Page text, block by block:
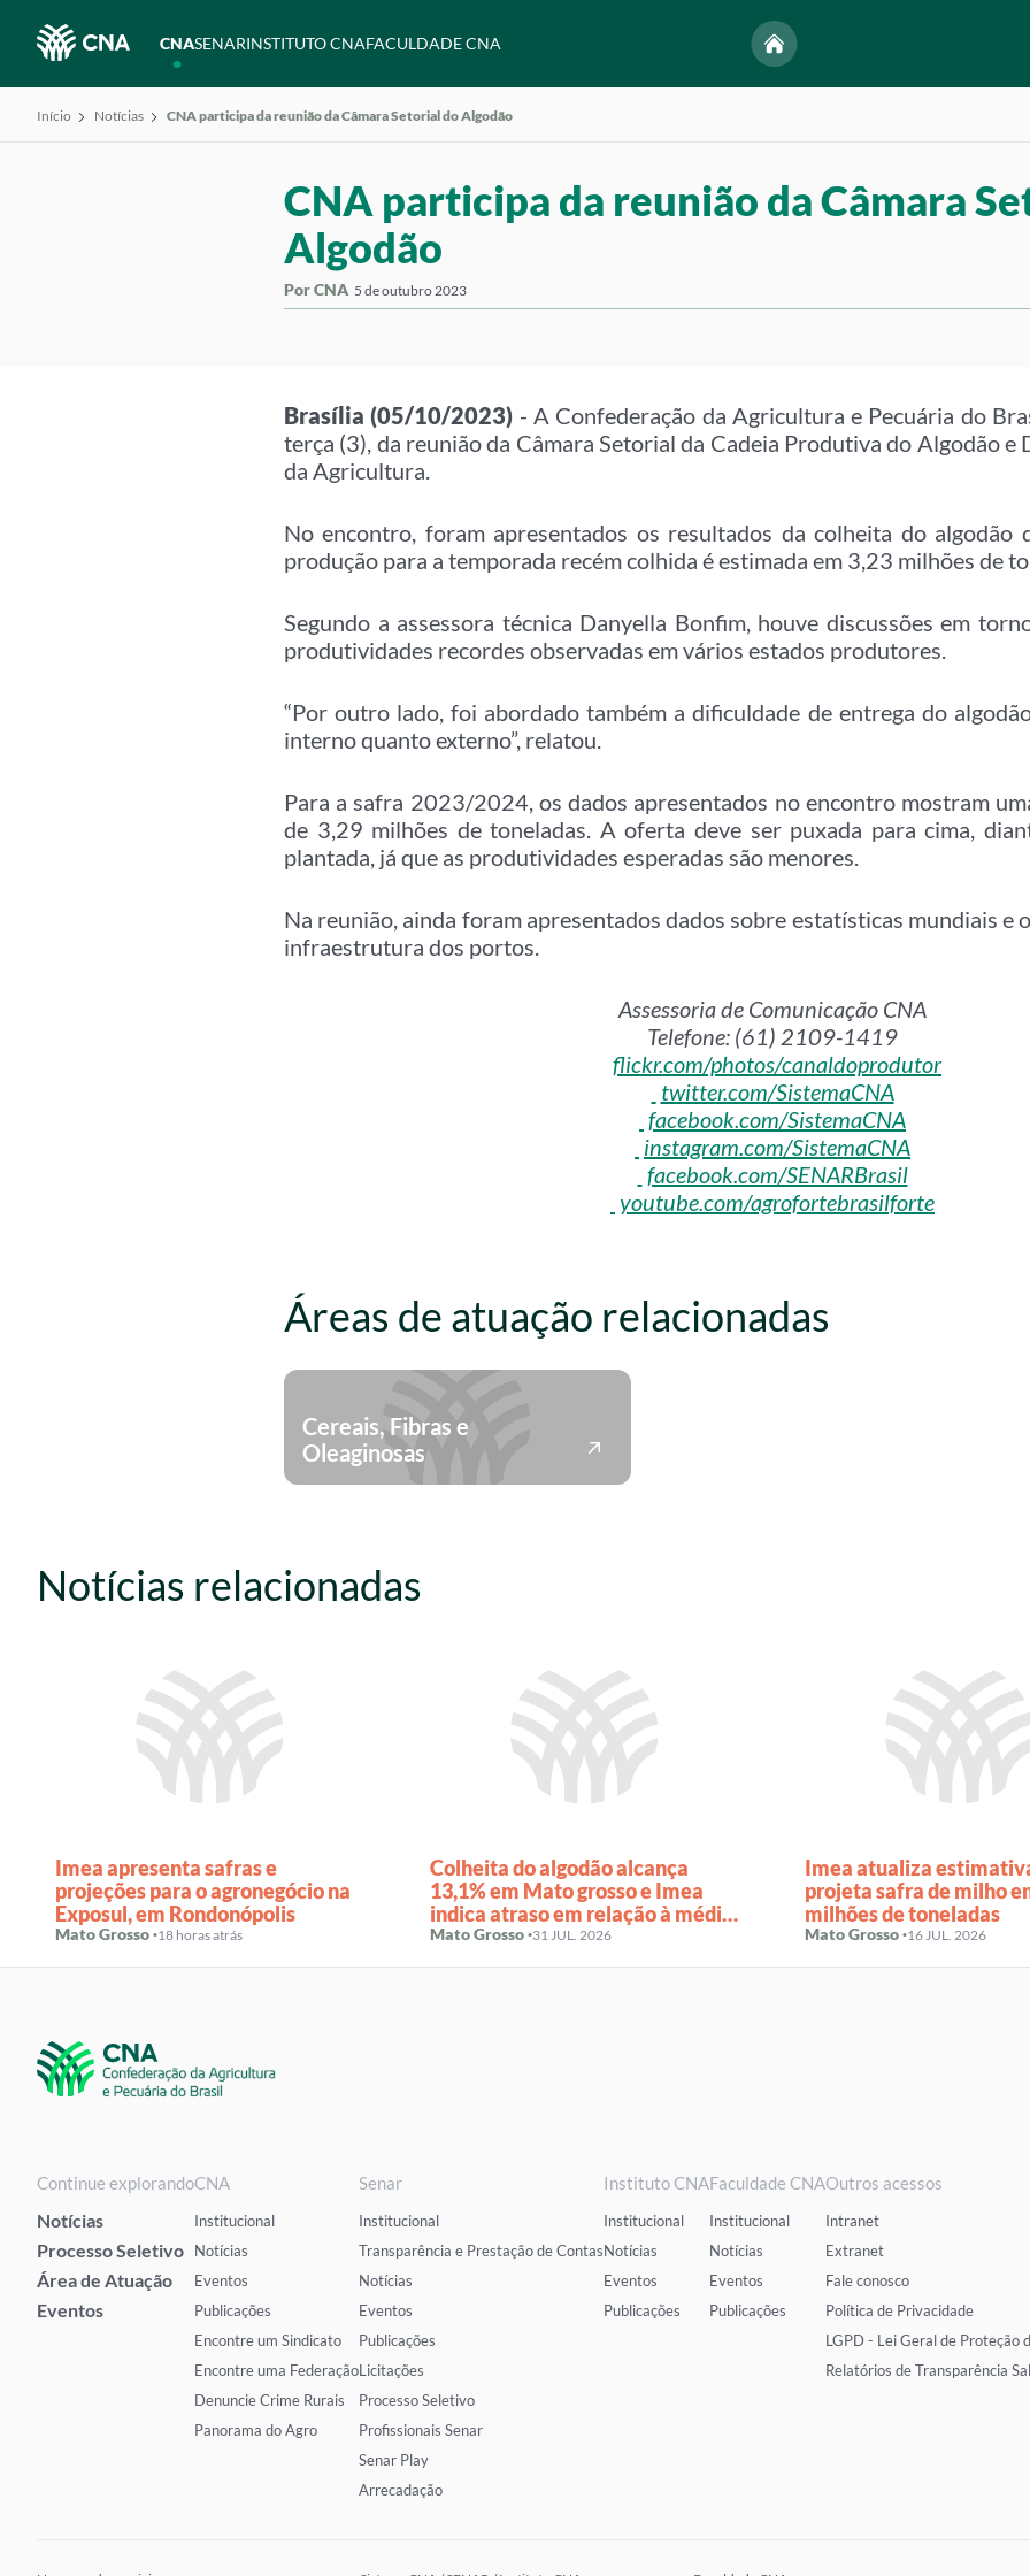
CNASENARINSTITUTO CNAFACULDADE CNA
Início Notícias CNA participa da reunião da Câmara Setorial do Algodão
CNA participa da reunião da Câmara
Algodão
Por CNA 5 de outubro 2023
Brasília (05/10/2023) - A Confederação da Agricultura e Pecuária do
terça (3), da reunião da Câmara Setorial da Cadeia Produtiva do Algodão
da Agricultura.
No encontro, foram apresentados os resultados da colheita do
produção para a temporada recém colhida é estimada em 3,23 milhões de
Segundo a assessora técnica Danyella Bonfim, houve discussões em
produtividades recordes observadas em vários estados produtores.
“Por outro lado, foi abordado também a dificuldade de entrega do
interno quanto externo”, relatou.
Para a safra 2023/2024, os dados apresentados no encontro mostram
de 3,29 milhões de toneladas. A oferta deve ser puxada para cima,
plantada, já que as produtividades esperadas são menores.
Na reunião, ainda foram apresentados dados sobre estatísticas mundiais e
infraestrutura dos portos.
Assessoria de Comunicação CNA
Telefone: (61) 2109-1419
flickr.com/photos/canaldoprodutor
twitter.com/SistemaCNA
facebook.com/SistemaCNA
instagram.com/SistemaCNA
facebook.com/SENARBrasil
youtube.com/agrofortebrasilforte
Áreas de atuação relacionadas
Cereais, Fibras e
Oleaginosas
Notícias relacionadas
Imea apresenta safras e
projeções para o agronegócio na
Exposul, em Rondonópolis
Mato Grosso ·18 horas atrás
Colheita do algodão alcança
13,1% em Mato grosso e Imea
indica atraso em relação à média
histórica
Mato Grosso ·31 JUL. 2026
Imea atualiza
projeta safra de milho
milhões de toneladas
Mato Grosso ·16 JUL. 2026
Continue explorando
Notícias
Processo Seletivo
Área de Atuação
Eventos
CNA
Institucional
Notícias
Eventos
Publicações
Encontre um Sindicato
Encontre uma Federação
Denuncie Crime Rurais
Panorama do Agro
Senar
Institucional
Transparência e Prestação de Contas
Notícias
Eventos
Publicações
Licitações
Processo Seletivo
Profissionais Senar
Senar Play
Arrecadação
Instituto CNA
Institucional
Notícias
Eventos
Publicações
Faculdade CNA
Institucional
Notícias
Eventos
Publicações
Outros acessos
Intranet
Extranet
Fale conosco
Política de Privacidade
LGPD - Lei Geral de Proteção
Relatórios de Transparência